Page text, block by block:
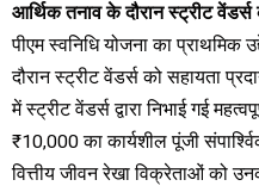
आर्थिक तनाव के दौरान स्ट्रीट
पीएम स्वनिधि योजना का प्राथमिक
दौरान स्ट्रीट वेंडर्स को सहायता
में स्ट्रीट वेंडर्स द्वारा निभाई गई
₹10,000 का कार्यशील पूंजी
वित्तीय जीवन रेखा विक्रेताओं को